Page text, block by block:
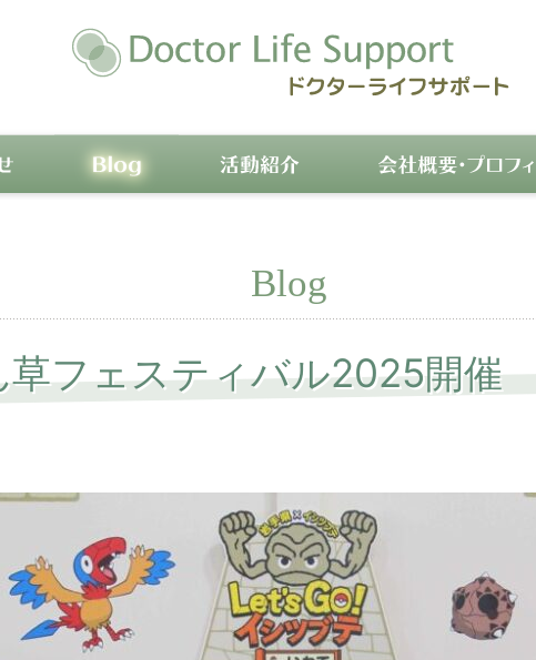
Blog
Blog
フェスティバル2025開催